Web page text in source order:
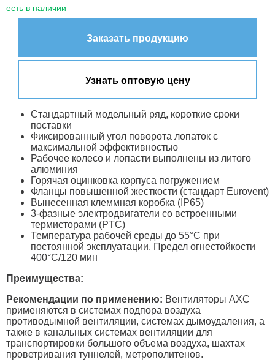
есть в наличии
Заказать продукцию
Узнать оптовую цену
Стандартный модельный ряд, короткие сроки
поставки
Фиксированный угол поворота лопаток с
максимальной эффективностью
Рабочее колесо и лопасти выполнены из литого
алюминия
Горячая оцинковка корпуса погружением
Фланцы повышенной жесткости (стандарт Eurovent)
Вынесенная клеммная коробка (IP65)
3-фазные электродвигатели со встроенными
термисторами (PTC)
Температура рабочей среды до 55°C при
постоянной эксплуатации. Предел огнестойкости
400°C/120 мин
Преимущества:
Рекомендации по применению: Вентиляторы AXC
применяются в системах подпора воздуха
противодымной вентиляции, системах дымоудаления, а
также в канальных системах вентиляции для
транспортировки большого объема воздуха, шахтах
проветривания туннелей, метрополитенов.